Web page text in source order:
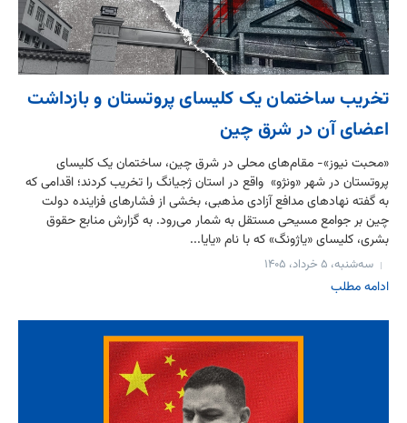
تخریب ساختمان یک کلیسای پروتستان و بازداشت
اعضای آن در شرق چین
«محبت نیوز»- مقام‌های محلی در شرق چین، ساختمان یک کلیسای
پروتستان در شهر «ونژو» واقع در استان ژجیانگ را تخریب کردند؛ اقدامی که
به گفته نهادهای مدافع آزادی مذهبی، بخشی از فشارهای فزاینده دولت
چین بر جوامع مسیحی مستقل به شمار می‌رود. به گزارش منابع حقوق
بشری، کلیسای «یاژونگ» که با نام «یایا...
سه‌شنبه، ۵ خرداد، ۱۴۰۵
ادامه مطلب